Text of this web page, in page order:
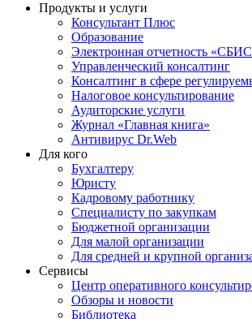
Продукты и услуги
Консультант Плюс
Образование
Электронная отчетность
Управленческий консалтинг
Консалтинг в сфере
Налоговое консультирование
Аудиторские услуги
Журнал «Главная книга»
Антивирус Dr.Web
Для кого
Бухгалтеру
Юристу
Кадровому работнику
Специалисту по закупкам
Бюджетной организации
Для малой организации
Для средней и крупной
Сервисы
Центр оперативного
Обзоры и новости
Библиотека